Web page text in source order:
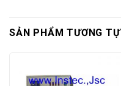
SẢN PHẨM TƯƠNG TỰ